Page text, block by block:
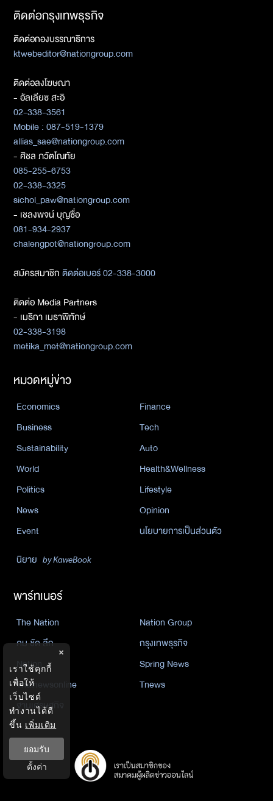
ติดต่อกรุงเทพธุรกิจ
ติดต่อกองบรรณาธิการ
ktwebeditor@nationgroup.com
ติดต่อลงโฆษณา
- อัลเลียซ สะอิ
02-338-3561
Mobile : 087-519-1379
allias_sae@nationgroup.com
- ศิชล ภวัตโณทัย
085-255-6753
02-338-3325
sichol_paw@nationgroup.com
- เชลงพจน์ บุญซื่อ
081-934-2937
chalengpot@nationgroup.com
สมัครสมาชิกติดต่อเบอร์ 02-338-3000
ติดต่อ Media Partners
- เมธิกา เมธาพิทักษ์
02-338-3198
metika_met@nationgroup.com
หมวดหมู่ข่าว
Economics
Finance
Business
Tech
Sustainability
Auto
World
Health&Wellness
Politics
Lifestyle
News
Opinion
Event
นโยบายการเป็นส่วนตัว
นิยาย by KaweBook
พาร์ทเนอร์
The Nation
Nation Group
คม ชัด ลึก
กรุงเทพธุรกิจ
Nation
Spring News
Thainewsonline
Tnews
ฐานเศรษฐกิจ
×
เราใช้คุกกี้
เพื่อให้
เว็บไซต์
ทำงานได้ดี
ขึ้น เพิ่มเติม
ยอมรับ
ตั้งค่า